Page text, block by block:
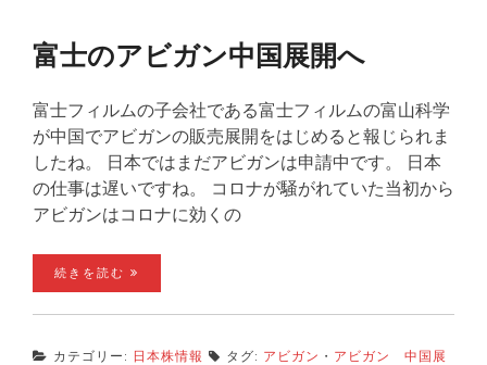
富士のアビガン中国展開へ
富士フィルムの子会社である富士フィルムの富山科学
が中国でアビガンの販売展開をはじめると報じられま
したね。 日本ではまだアビガンは申請中です。 日本
の仕事は遅いですね。 コロナが騒がれていた当初から
アビガンはコロナに効くの
続きを読む
カテゴリー: 日本株情報 タグ: アビガン ・ アビガン 中国展